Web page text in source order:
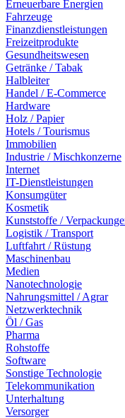
Erneuerbare Energien
Fahrzeuge
Finanzdienstleistungen
Freizeitprodukte
Gesundheitswesen
Getränke / Tabak
Halbleiter
Handel / E-Commerce
Hardware
Holz / Papier
Hotels / Tourismus
Immobilien
Industrie / Mischkonzerne
Internet
IT-Dienstleistungen
Konsumgüter
Kosmetik
Kunststoffe /
Logistik / Transport
Luftfahrt / Rüstung
Maschinenbau
Medien
Nanotechnologie
Nahrungsmittel / Agrar
Netzwerktechnik
Öl / Gas
Pharma
Rohstoffe
Software
Sonstige Technologie
Telekommunikation
Unterhaltung
Versorger